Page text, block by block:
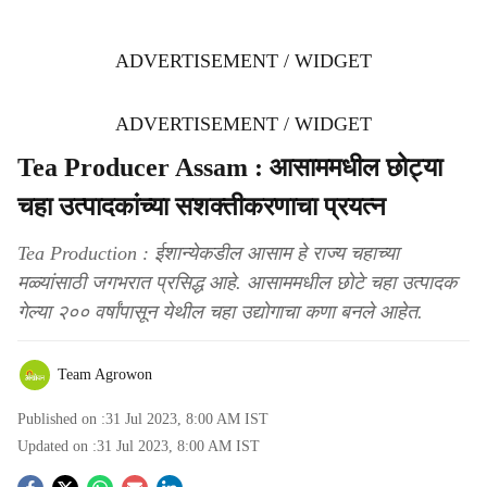
ADVERTISEMENT / WIDGET
ADVERTISEMENT / WIDGET
Tea Producer Assam : आसाममधील छोट्या
चहा उत्पादकांच्या सशक्तीकरणाचा प्रयत्न
Tea Production : ईशान्येकडील आसाम हे राज्य चहाच्या
मळ्यांसाठी जगभरात प्रसिद्ध आहे. आसाममधील छोटे चहा उत्पादक
गेल्या २०० वर्षांपासून येथील चहा उद्योगाचा कणा बनले आहेत.
Team Agrowon
Published on :31 Jul 2023, 8:00 AM IST
Updated on :31 Jul 2023, 8:00 AM IST